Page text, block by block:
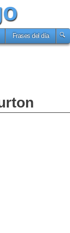
Frases del día